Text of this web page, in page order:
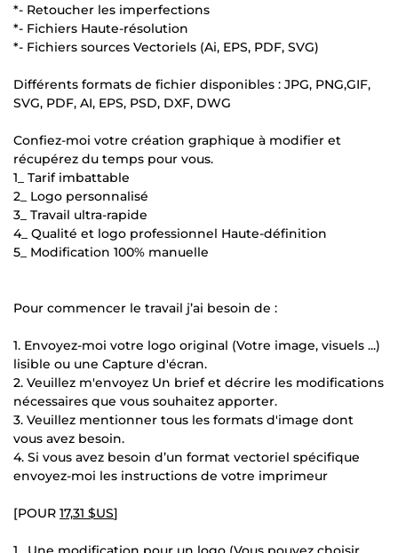
*- Retoucher les imperfections
*- Fichiers Haute-résolution
*- Fichiers sources Vectoriels (Ai, EPS, PDF, SVG)
Différents formats de fichier disponibles : JPG, PNG,GIF,
SVG, PDF, AI, EPS, PSD, DXF, DWG
Confiez-moi votre création graphique à modifier et
récupérez du temps pour vous.
1_ Tarif imbattable
2_ Logo personnalisé
3_ Travail ultra-rapide
4_ Qualité et logo professionnel Haute-définition
5_ Modification 100% manuelle
Pour commencer le travail j’ai besoin de :
1. Envoyez-moi votre logo original (Votre image, visuels ...)
lisible ou une Capture d'écran.
2. Veuillez m'envoyez Un brief et décrire les modifications
nécessaires que vous souhaitez apporter.
3. Veuillez mentionner tous les formats d'image dont
vous avez besoin.
4. Si vous avez besoin d’un format vectoriel spécifique
envoyez-moi les instructions de votre imprimeur
[POUR 17,31 $US]